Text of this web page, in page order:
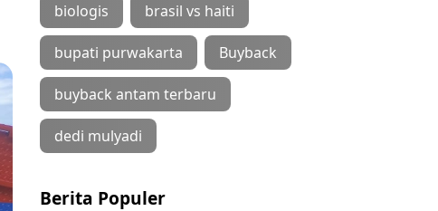
biologis brasil vs haiti
bupati purwakarta Buyback
buyback antam terbaru
dedi mulyadi
Berita Populer